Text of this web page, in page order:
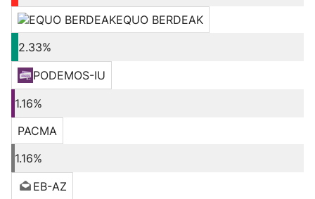
EQUO BERDEAK
2.33%
PODEMOS-IU
1.16%
PACMA
1.16%
EB-AZ